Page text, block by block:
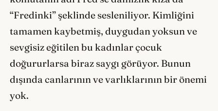
“Fredinki” şeklinde sesleniliyor. Kimliğini
tamamen kaybetmiş, duygudan yoksun ve
sevgisiz eğitilen bu kadınlar çocuk
doğururlarsa biraz saygı görüyor. Bunun
dışında canlarının ve varlıklarının bir önemi
yok.